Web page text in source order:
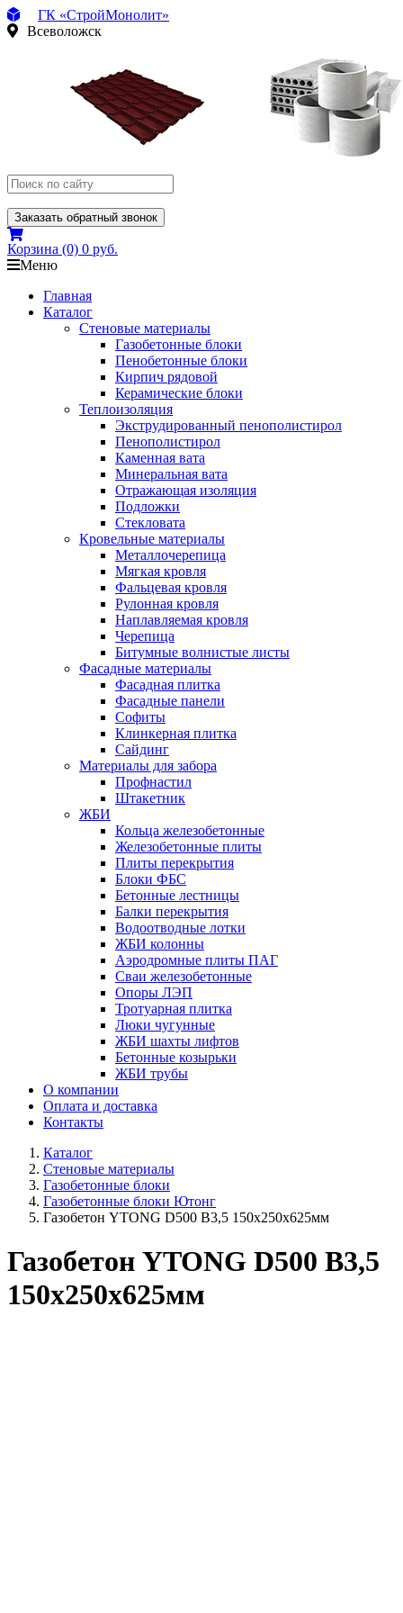
ГК «СтройМонолит»
Всеволожск
Заказать обратный звонок
Корзина (0) 0 руб.
Меню
Главная
Каталог
Стеновые материалы
Газобетонные блоки
Пенобетонные блоки
Кирпич рядовой
Керамические блоки
Теплоизоляция
Экструдированный пенополистирол
Пенополистирол
Каменная вата
Минеральная вата
Отражающая изоляция
Подложки
Стекловата
Кровельные материалы
Металлочерепица
Мягкая кровля
Фальцевая кровля
Рулонная кровля
Наплавляемая кровля
Черепица
Битумные волнистые листы
Фасадные материалы
Фасадная плитка
Фасадные панели
Софиты
Клинкерная плитка
Сайдинг
Материалы для забора
Профнастил
Штакетник
ЖБИ
Кольца железобетонные
Железобетонные плиты
Плиты перекрытия
Блоки ФБС
Бетонные лестницы
Балки перекрытия
Водоотводные лотки
ЖБИ колонны
Аэродромные плиты ПАГ
Сваи железобетонные
Опоры ЛЭП
Тротуарная плитка
Люки чугунные
ЖБИ шахты лифтов
Бетонные козырьки
ЖБИ трубы
О компании
Оплата и доставка
Контакты
Каталог
Стеновые материалы
Газобетонные блоки
Газобетонные блоки Ютонг
Газобетон YTONG D500 В3,5 150х250х625мм
Газобетон YTONG D500 В3,5
150х250х625мм